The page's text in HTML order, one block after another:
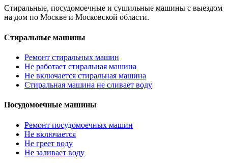
Стиральные, посудомоечные и сушильные машины с выездом
на дом по Москве и Московской области.
Стиральные машины
Ремонт стиральных машин
Не работает стиральная машина
Не включается стиральная машина
Стиральная машина не сливает воду
Посудомоечные машины
Ремонт посудомоечных машин
Не включается
Не греет воду
Не заливает воду